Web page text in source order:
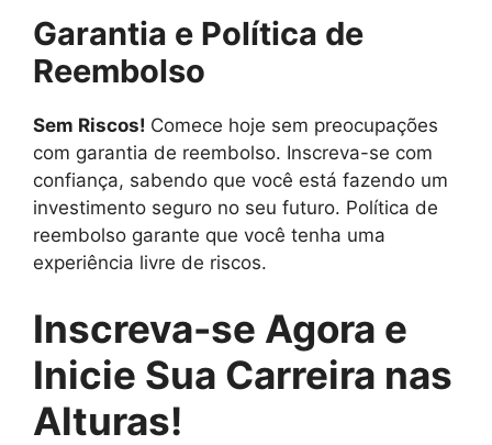
Garantia e Política de
Reembolso
Sem Riscos! Comece hoje sem preocupações
com garantia de reembolso. Inscreva-se com
confiança, sabendo que você está fazendo um
investimento seguro no seu futuro. Política de
reembolso garante que você tenha uma
experiência livre de riscos.
Inscreva-se Agora e
Inicie Sua Carreira nas
Alturas!